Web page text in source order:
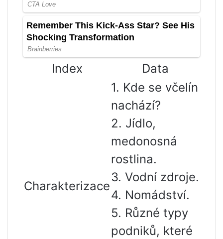
Index Data
Charakterizace
1. Kde se včelín
nachází?
2. Jídlo,
medonosná
rostlina.
3. Vodní zdroje.
4. Nomádství.
5. Různé typy
podniků, které